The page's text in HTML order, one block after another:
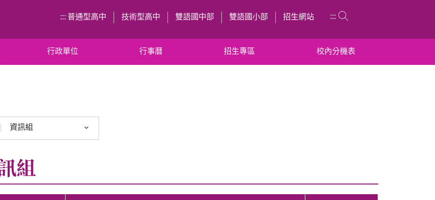
::: 普通型高中 技術型高中 雙語國中部 雙語國小部 招生網站 :::
行政單位 行事曆 招生專區 校內分機表
資訊組
組